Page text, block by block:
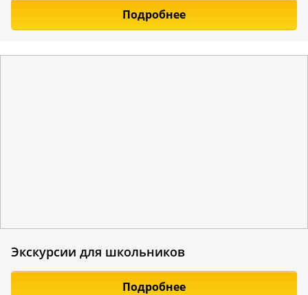
Подробнее
Экскурсии для школьников
Подробнее